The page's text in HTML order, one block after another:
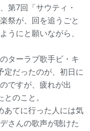
第7回「サウティ・
祭が、回を追うごと
うにと願いながら、
ターラブ歌手ビ・キ
定だったのが、初日に
ですが、疲れが出
のこと。
あてに行った人には気
さんの歌声が聴けた